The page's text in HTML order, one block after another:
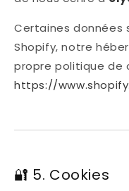
Certaines
Shopify, notre
propre politique de
https://
🔐 5. Cookies